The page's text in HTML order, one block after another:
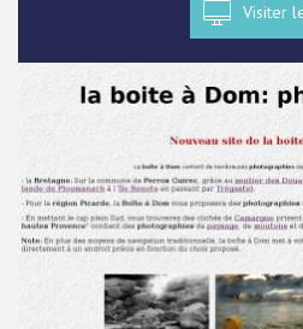
Visiter